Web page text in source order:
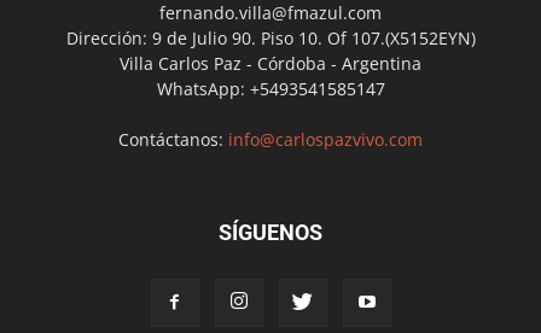
fernando.villa@fmazul.com
Dirección: 9 de Julio 90. Piso 10. Of 107.(X5152EYN)
Villa Carlos Paz - Córdoba - Argentina
WhatsApp: +5493541585147
Contáctanos: info@carlospazvivo.com
SÍGUENOS